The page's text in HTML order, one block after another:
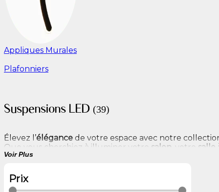
Appliques Murales
Plafonniers
Suspensions LED (39)
Élevez l’élégance de votre espace avec notre
Que vous cherchiez à illuminer votre salon , votre salle
à chaque pièce.
Découvrez des styles variés, du
parfaitement avec votre décoration. Profitez d’une
Voir Plus
Prix